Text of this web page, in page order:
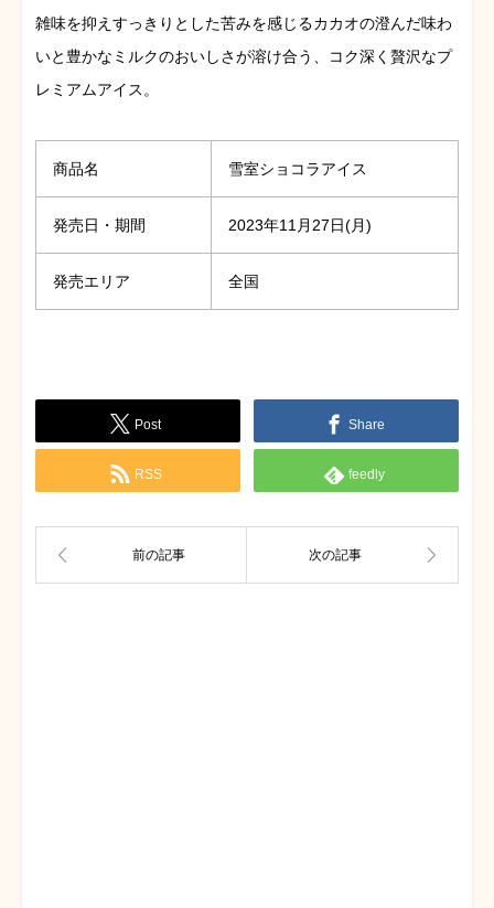
雑味を抑えすっきりとした苦みを感じるカカオの澄んだ味わ
いと豊かなミルクのおいしさが溶け合う、コク深く贅沢なプ
レミアムアイス。
商品名 雪室ショコラアイス
発売日・期間 2023年11月27日(月)
発売エリア 全国
Post Share
RSS feedly